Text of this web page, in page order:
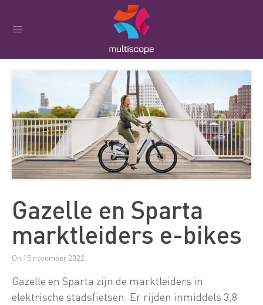
Gazelle en Sparta
marktleiders e-bikes
On 15 november 2022
Gazelle en Sparta zijn de marktleiders in
elektrische stadsfietsen. Er rijden inmiddels 3,8